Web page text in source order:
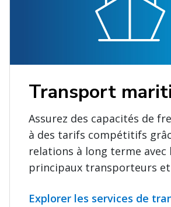
Transport
Assurez des capacités de
à des tarifs compétitifs
relations à long terme avec
principaux transporteurs et
Explorer les services de